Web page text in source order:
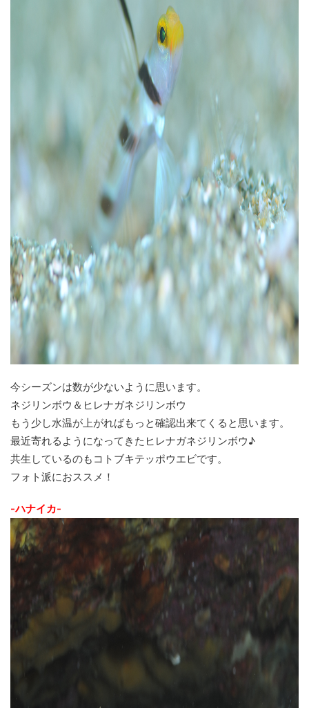
今シーズンは数が少ないように思います。
ネジリンボウ＆ヒレナガネジリンボウ
もう少し水温が上がればもっと確認出来てくると思います。
最近寄れるようになってきたヒレナガネジリンボウ♪
共生しているのもコトブキテッポウエビです。
フォト派におススメ！
-ハナイカ-